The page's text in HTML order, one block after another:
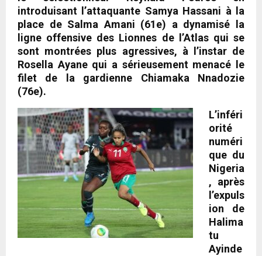
introduisant l’attaquante Samya Hassani à la
place de Salma Amani (61e) a dynamisé la
ligne offensive des Lionnes de l’Atlas qui se
sont montrées plus agressives, à l’instar de
Rosella Ayane qui a sérieusement menacé le
filet de la gardienne Chiamaka Nnadozie
(76e).
L’inféri
orité
numéri
que du
Nigeria
, après
l’expuls
ion de
Halima
tu
Ayinde